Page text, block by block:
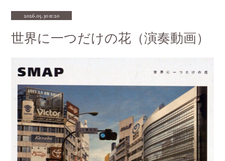
2026.05.30 11:20
世界に一つだけの花（演奏動画）